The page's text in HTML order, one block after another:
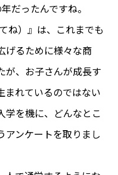
だったんですね。
ね）』は、これまでも
げるために様々な商
が、お子さんが成長す
まれているのではない
学を機に、どんなとこ
アンケートを取りまし